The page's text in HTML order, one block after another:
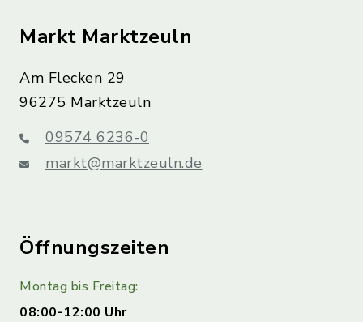
Markt Marktzeuln
Am Flecken 29
96275 Marktzeuln
09574 6236-0
markt@marktzeuln.de
Öffnungszeiten
Montag bis Freitag:
08:00-12:00 Uhr